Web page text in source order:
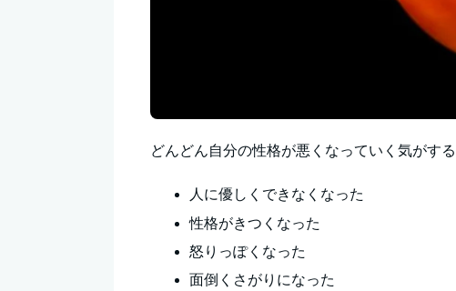
どんどん自分の性格が悪くなっていく気がす
人に優しくできなくなった
性格がきつくなった
怒りっぽくなった
面倒くさがりになった